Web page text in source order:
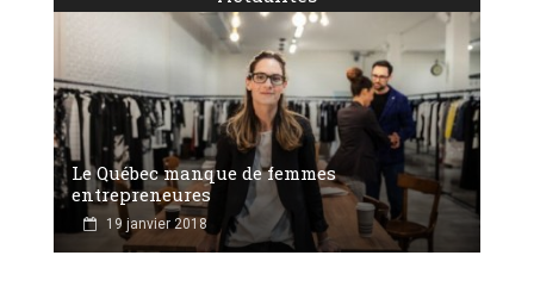
Le Québec manque de femmes
entrepreneures
19 janvier 2018